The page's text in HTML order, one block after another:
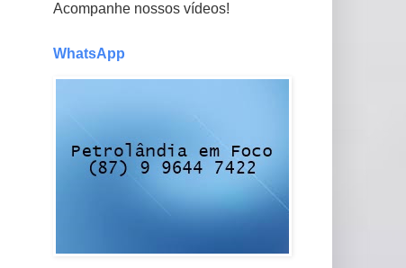
Acompanhe nossos vídeos!
WhatsApp